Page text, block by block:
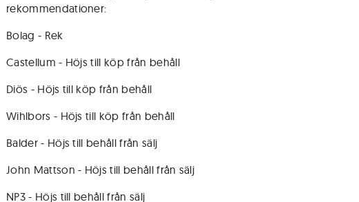
rekommendationer:
Bolag - Rek
Castellum - Höjs till köp från behåll
Diös - Höjs till köp från behåll
Wihlbors - Höjs till köp från behåll
Balder - Höjs till behåll från sälj
John Mattson - Höjs till behåll från sälj
NP3 - Höjs till behåll från sälj